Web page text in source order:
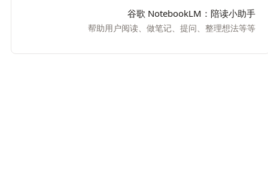
谷歌 NotebookLM：陪读小助手
帮助用户阅读、做笔记、提问、整理想法等等